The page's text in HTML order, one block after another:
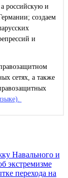
российскую и
создаем
и
сетях, а также
Навального и
экстремизме
перехода на